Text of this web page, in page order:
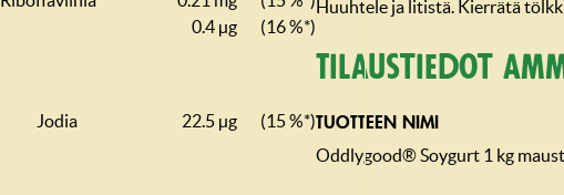
0.4 µg (16 %*)
Jodia 22.5 µg (15 %*)
Huuhtele ja litistä. Kierrätä
Tilaustiedot
TUOTTEEN NIMI
Oddlygood® Soygurt 1 kg